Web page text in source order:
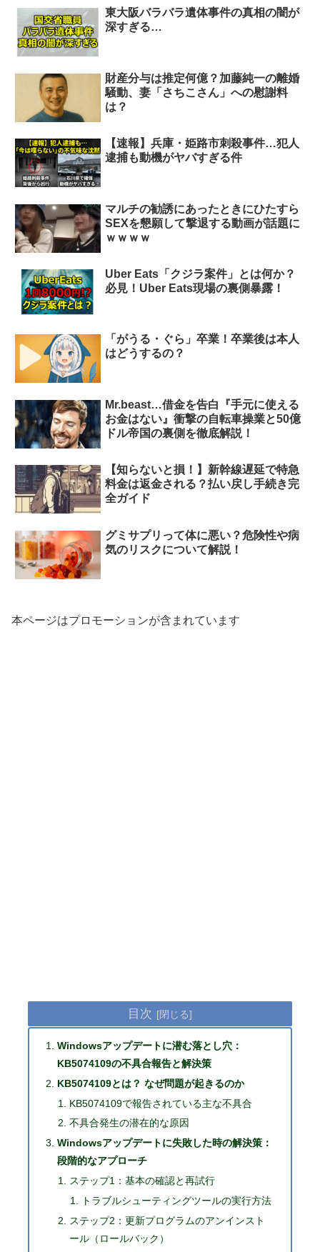
東大阪バラバラ遺体事件の真相の闇が
深すぎる…
財産分与は推定何億？加藤純一の離婚
騒動、妻「さちこさん」への慰謝料
は？
【速報】兵庫・姫路市刺殺事件…犯人
逮捕も動機がヤバすぎる件
マルチの勧誘にあったときにひたすら
SEXを懇願して撃退する動画が話題に
ｗｗｗｗ
Uber Eats「クジラ案件」とは何か？
必見！Uber Eats現場の裏側暴露！
「がうる・ぐら」卒業！卒業後は本人
はどうするの？
Mr.beast…借金を告白『手元に使える
お金はない』衝撃の自転車操業と50億
ドル帝国の裏側を徹底解説！
【知らないと損！】新幹線遅延で特急
料金は返金される？払い戻し手続き完
全ガイド
グミサプリって体に悪い？危険性や病
気のリスクについて解説！
本ページはプロモーションが含まれています
目次
Windowsアップデートに潜む落とし穴：
KB5074109の不具合報告と解決策
KB5074109とは？ なぜ問題が起きるのか
KB5074109で報告されている主な不具合
不具合発生の潜在的な原因
Windowsアップデートに失敗した時の解決策：
段階的なアプローチ
ステップ1：基本の確認と再試行
トラブルシューティングツールの実行方法
ステップ2：更新プログラムのアンインスト
ール（ロールバック）